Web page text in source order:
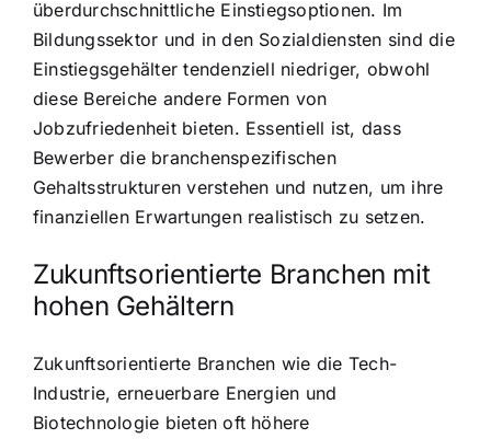
überdurchschnittliche Einstiegsoptionen. Im
Bildungssektor und in den Sozialdiensten sind die
Einstiegsgehälter tendenziell niedriger, obwohl
diese Bereiche andere Formen von
Jobzufriedenheit bieten. Essentiell ist, dass
Bewerber die branchenspezifischen
Gehaltsstrukturen verstehen und nutzen, um ihre
finanziellen Erwartungen realistisch zu setzen.
Zukunftsorientierte Branchen mit
hohen Gehältern
Zukunftsorientierte Branchen wie die Tech-
Industrie, erneuerbare Energien und
Biotechnologie bieten oft höhere